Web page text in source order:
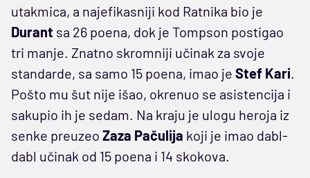
utakmica, a najefikasniji kod Ratnika bio je
Durant sa 26 poena, dok je Tompson postigao
tri manje. Znatno skromniji učinak za svoje
standarde, sa samo 15 poena, imao je Stef Kari.
Pošto mu šut nije išao, okrenuo se asistencija i
sakupio ih je sedam. Na kraju je ulogu heroja iz
senke preuzeo Zaza Pačulija koji je imao dabl-
dabl učinak od 15 poena i 14 skokova.